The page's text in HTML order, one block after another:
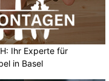
Ihr Experte für
in Basel